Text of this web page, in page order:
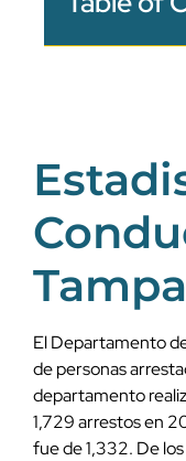
Tampa
El Departamento
de personas
departamento
1,729 arrestos en
fue de 1,332. De